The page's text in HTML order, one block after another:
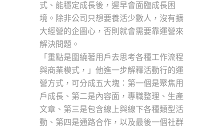
式、能穩定成長後，遲早會面臨成長困
境。除非公司只想要養活少數人，沒有擴
大經營的企圖心，否則就會需要靠運營來
解決問題。
「重點是圍繞著用戶去思考各種工作流程
與商業模式，」他進一步解釋活動行的運
營方式，可分成五大塊：第一個是聚焦用
戶成長、第二是內容面，專職整理、生產
文章、第三是包含線上與線下各種類型活
動、第四是通路合作，以及最後一個社群